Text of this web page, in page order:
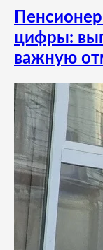
цифры:
важную